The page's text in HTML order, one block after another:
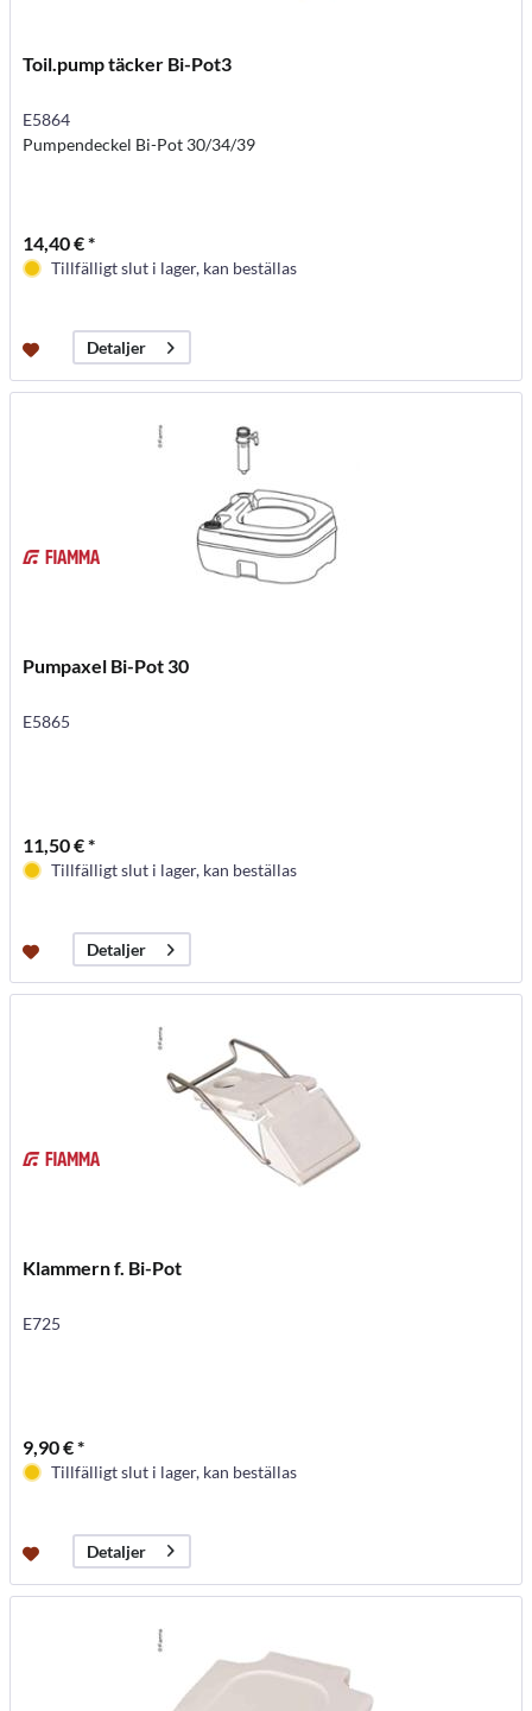
Toil.pump täcker Bi-Pot3
E5864
Pumpendeckel Bi-Pot 30/34/39
14,40 € *
Tillfälligt slut i lager, kan beställas
Detaljer
Pumpaxel Bi-Pot 30
E5865
11,50 € *
Tillfälligt slut i lager, kan beställas
Detaljer
Klammern f. Bi-Pot
E725
9,90 € *
Tillfälligt slut i lager, kan beställas
Detaljer